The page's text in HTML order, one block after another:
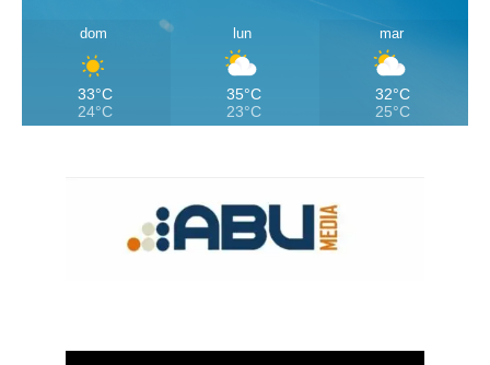
dom
33°C
24°C
lun
35°C
23°C
mar
32°C
25°C